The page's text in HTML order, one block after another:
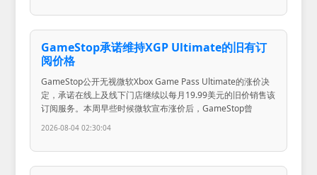
GameStop承诺维持XGP Ultimate的旧有订
阅价格
GameStop公开无视微软Xbox Game Pass Ultimate的涨价决
定，承诺在线上及线下门店继续以每月19.99美元的旧价销售该
订阅服务。本周早些时候微软宣布涨价后，GameStop曾
2026-08-04 02:30:04